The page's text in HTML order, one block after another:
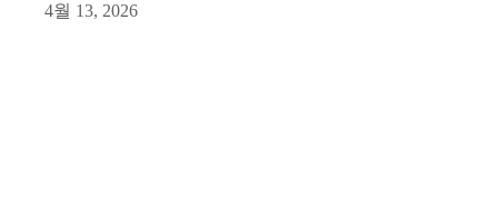
4월 13, 2026